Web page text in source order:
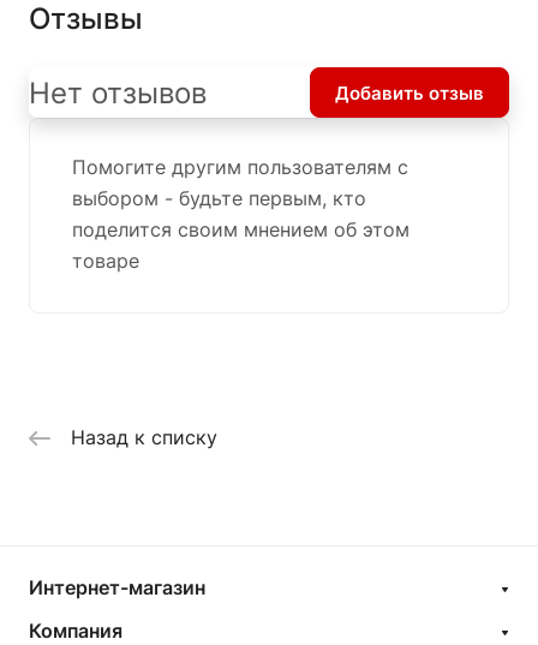
Отзывы
Помогите другим пользователям с
выбором - будьте первым, кто
поделится своим мнением об этом
товаре
Нет отзывов Добавить отзыв
Назад к списку
Интернет-магазин
Компания